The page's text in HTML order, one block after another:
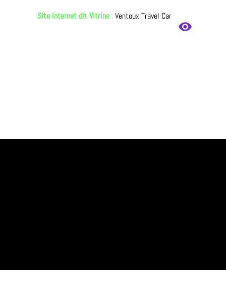
remove_red_eye
Site Internet dit Vitrine :Ventoux Travel Car